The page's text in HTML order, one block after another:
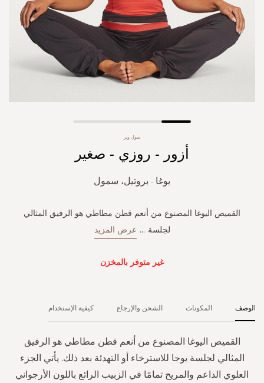
gallery
سول وير
أزور - روزي - صغير
يوغا - بروتيل، سمول
القميص اليوغا المصنوع من أنعم قطن مطاطي هو الرفيق المثالي
لجلسة ... عرض المزيد
غير متوفر بالمخزن
الوصف
القميص اليوغا المصنوع من أنعم قطن مطاطي هو الرفيق
المثالي لجلسة يوجا للاسترخاء أو التهدئة بعد ذلك. يأتي الجزء
العلوي الداعم والمريح تمامًا في الزبيب الرائع باللون الأرجواني
المكونات الشحن والإرجاع كيفية الإستخدام